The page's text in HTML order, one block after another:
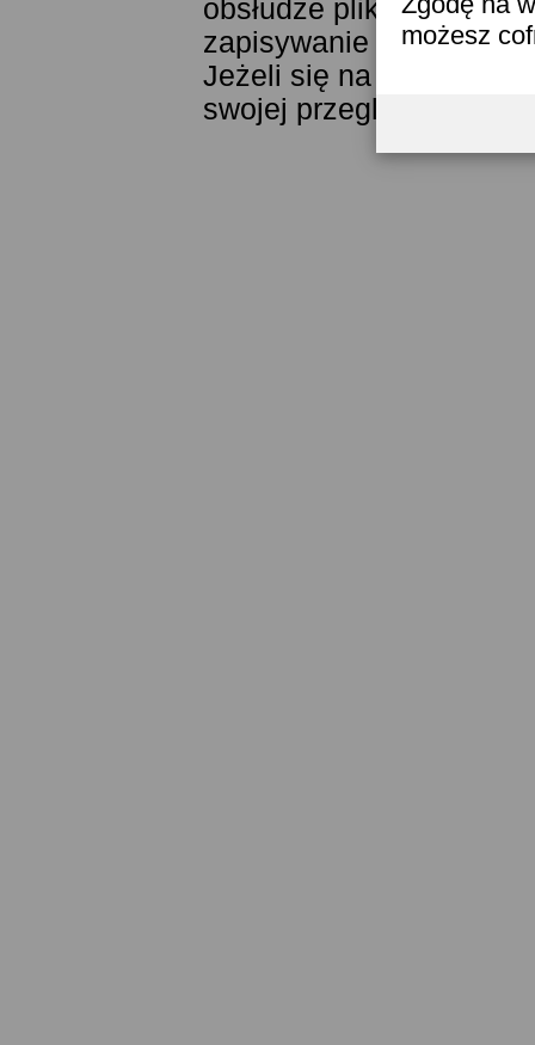
możesz
obsłudze plików
zapisywanie ich w
Jeżeli się na to nie
swojej przeglądarki.